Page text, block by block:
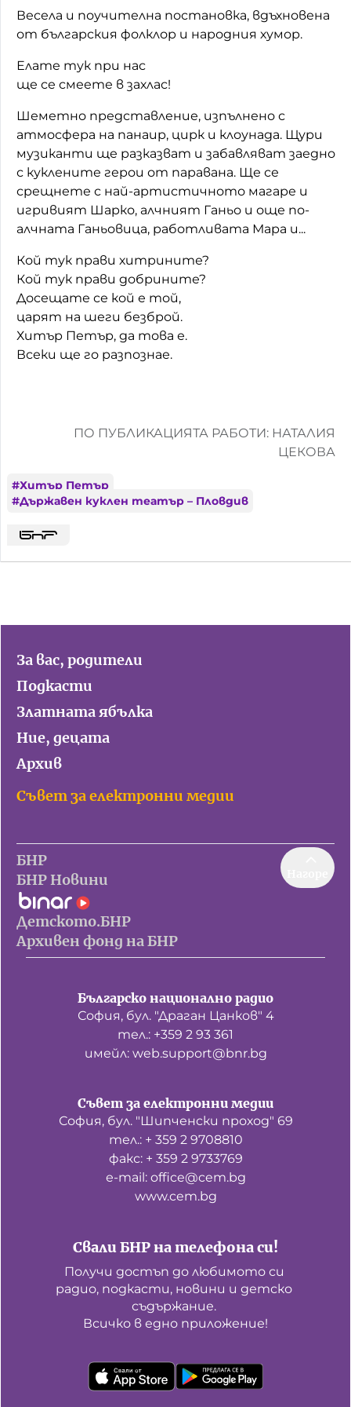
Домашен любимец
Питаме Ви
До ре ми
Весела и поучителна постановка, вдъхновена
от българския фолклор и народния хумор.
Елате тук при нас
ще се смеете в захлас!
Шеметно представление, изпълнено с
атмосфера на панаир, цирк и клоунада. Щури
музиканти ще разказват и забавляват заедно
с куклените герои от паравана. Ще се
срещнете с най-артистичното магаре и
игривият Шарко, алчният Ганьо и още по-
алчната Ганьовица, работливата Мара и...
Кой тук прави хитрините?
Кой тук прави добрините?
Досещате се кой е той,
царят на шеги безброй.
Хитър Петър, да това е.
Всеки ще го разпознае.
ПО ПУБЛИКАЦИЯТА РАБОТИ: НАТАЛИЯ
ЦЕКОВА
#Хитър Петър
#Държавен куклен театър – Пловдив
За вас, родители
Подкасти
Златната ябълка
Ние, децата
Архив
Съвет за електронни медии
БНР
БНР Новини
Детското.БНР
Архивен фонд на БНР
Българско национално радио
София, бул. "Драган Цанков" 4
тел.: +359 2 93 361
имейл: web.support@bnr.bg
Свали БНР на телефона си!
Получи достъп до любимото си
радио, подкасти, новини и детско
съдържание.
Всичко в едно приложение!
Съвет за електронни медии
София, бул. "Шипченски проход" 69
тел.: + 359 2 9708810
факс: + 359 2 9733769
е-mail: office@cem.bg
www.cem.bg